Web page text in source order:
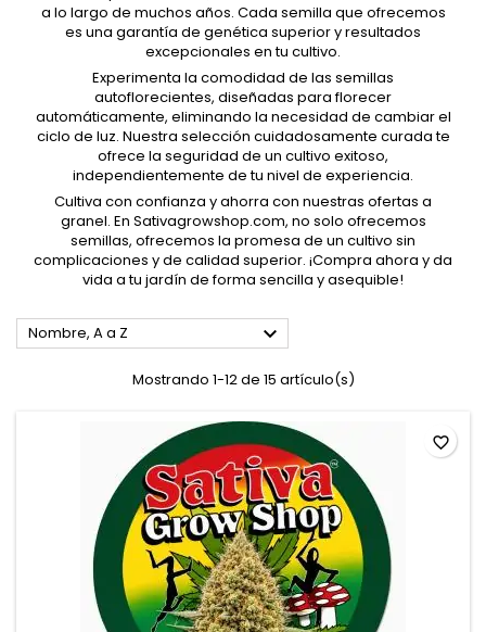
a lo largo de muchos años. Cada semilla que ofrecemos
es una garantía de genética superior y resultados
excepcionales en tu cultivo.
Experimenta la comodidad de las semillas
autoflorecientes, diseñadas para florecer
automáticamente, eliminando la necesidad de cambiar el
ciclo de luz. Nuestra selección cuidadosamente curada te
ofrece la seguridad de un cultivo exitoso,
independientemente de tu nivel de experiencia.
Cultiva con confianza y ahorra con nuestras ofertas a
granel. En Sativagrowshop.com, no solo ofrecemos
semillas, ofrecemos la promesa de un cultivo sin
complicaciones y de calidad superior. ¡Compra ahora y da
vida a tu jardín de forma sencilla y asequible!
Nombre, A a Z 
Mostrando 1-12 de 15 artículo(s)
favorite_border